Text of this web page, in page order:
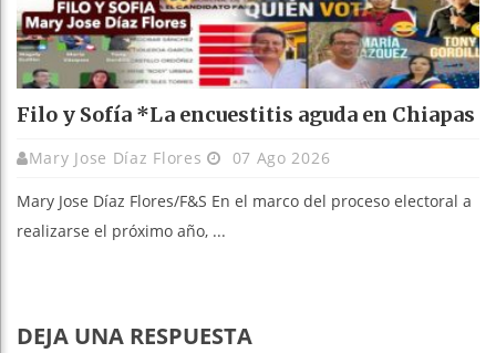
Filo y Sofía *La encuestitis aguda en Chiapas
Mary Jose Díaz Flores 07 Ago 2026
Mary Jose Díaz Flores/F&S En el marco del proceso electoral a
realizarse el próximo año, ...
DEJA UNA RESPUESTA